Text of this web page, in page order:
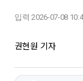
입력 2026-07-08
권현원 기자